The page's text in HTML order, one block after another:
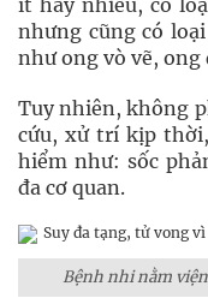
nhưng cũng có
như ong vò vẽ, ong
Tuy nhiên, không
cứu, xử trí kịp
hiểm như: sốc
đa cơ quan.
Bệnh nhi nằm